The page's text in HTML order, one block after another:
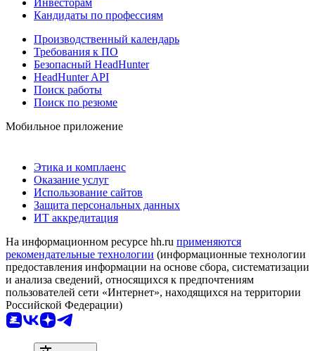
Кандидаты по профессиям
Производственный календарь
Требования к ПО
Безопасный HeadHunter
HeadHunter API
Поиск работы
Поиск по резюме
Мобильное приложение
Этика и комплаенс
Оказание услуг
Использование сайтов
Защита персональных данных
ИТ аккредитация
На информационном ресурсе hh.ru применяются
рекомендательные технологии (информационные технологии
предоставления информации на основе сбора, систематизации
и анализа сведений, относящихся к предпочтениям
пользователей сети «Интернет», находящихся на территории
Российской Федерации)